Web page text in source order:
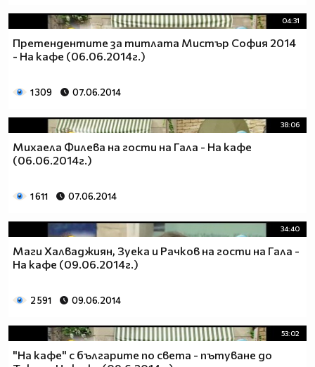
04:31
Претендентите за титлата Мистър София 2014
- На кафе (06.06.2014г.)
1 309 07.06.2014
38:06
Михаела Филева на гости на Гала - На кафе
(06.06.2014г.)
1 611 07.06.2014
34:40
Маги Халваджиян, Зуека и Рачков на гости на Гала -
На кафе (09.06.2014г.)
2 591 09.06.2014
53:02
"На кафе" с българите по света - пътуване до